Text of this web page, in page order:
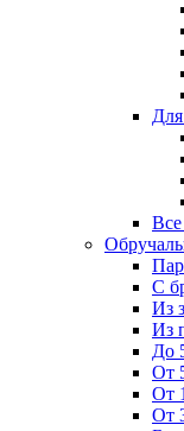
Все
С
Из
Из
До
От
От
От